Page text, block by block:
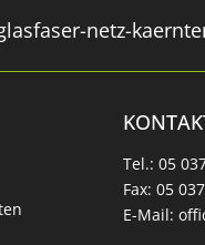
netz-
Tel.: 05
Fax: 05
E-Mail: